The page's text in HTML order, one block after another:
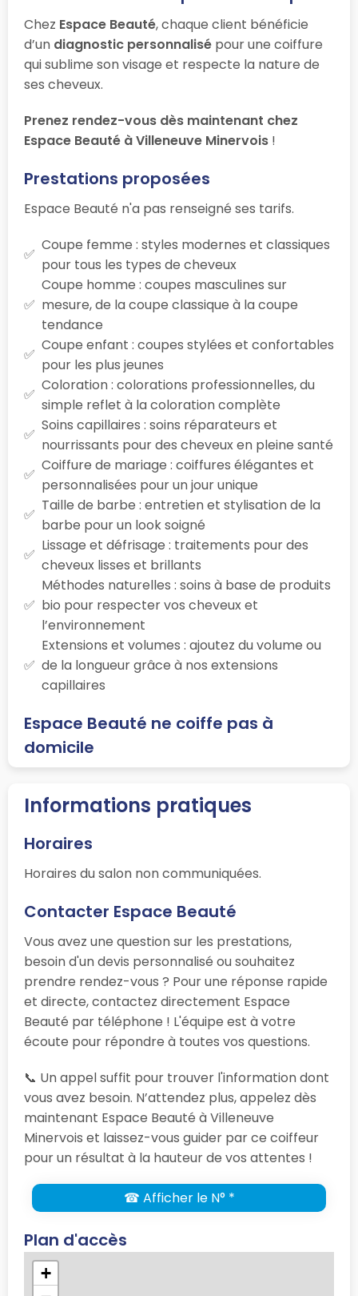
Chez Espace Beauté, chaque client bénéficie
d’un diagnostic personnalisé pour une coiffure
qui sublime son visage et respecte la nature de
ses cheveux.
Prenez rendez-vous dès maintenant chez
Espace Beauté à Villeneuve Minervois !
Prestations proposées
Espace Beauté n'a pas renseigné ses tarifs.
Coupe femme : styles modernes et classiques
pour tous les types de cheveux
Coupe homme : coupes masculines sur
mesure, de la coupe classique à la coupe
tendance
Coupe enfant : coupes stylées et confortables
pour les plus jeunes
Coloration : colorations professionnelles, du
simple reflet à la coloration complète
Soins capillaires : soins réparateurs et
nourrissants pour des cheveux en pleine santé
Coiffure de mariage : coiffures élégantes et
personnalisées pour un jour unique
Taille de barbe : entretien et stylisation de la
barbe pour un look soigné
Lissage et défrisage : traitements pour des
cheveux lisses et brillants
Méthodes naturelles : soins à base de produits
bio pour respecter vos cheveux et
l’environnement
Extensions et volumes : ajoutez du volume ou
de la longueur grâce à nos extensions
capillaires
Espace Beauté ne coiffe pas à
domicile
Informations pratiques
Horaires
Horaires du salon non communiquées.
Contacter Espace Beauté
Vous avez une question sur les prestations,
besoin d'un devis personnalisé ou souhaitez
prendre rendez-vous ? Pour une réponse rapide
et directe, contactez directement Espace
Beauté par téléphone ! L'équipe est à votre
écoute pour répondre à toutes vos questions.
📞 Un appel suffit pour trouver l'information dont
vous avez besoin. N’attendez plus, appelez dès
maintenant Espace Beauté à Villeneuve
Minervois et laissez-vous guider par ce coiffeur
pour un résultat à la hauteur de vos attentes !
☎ Afficher le N° *
Plan d'accès
+